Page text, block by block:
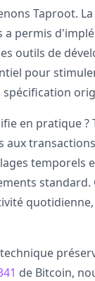
Taproot.
a permis
outils de
pour
en pratique ?
aux
temporels
de Bitcoin,